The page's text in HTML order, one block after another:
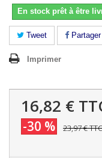
En stock prêt à être
Tweet Partager
Imprimer
16,82 €
-30 % 23,97 €TTC